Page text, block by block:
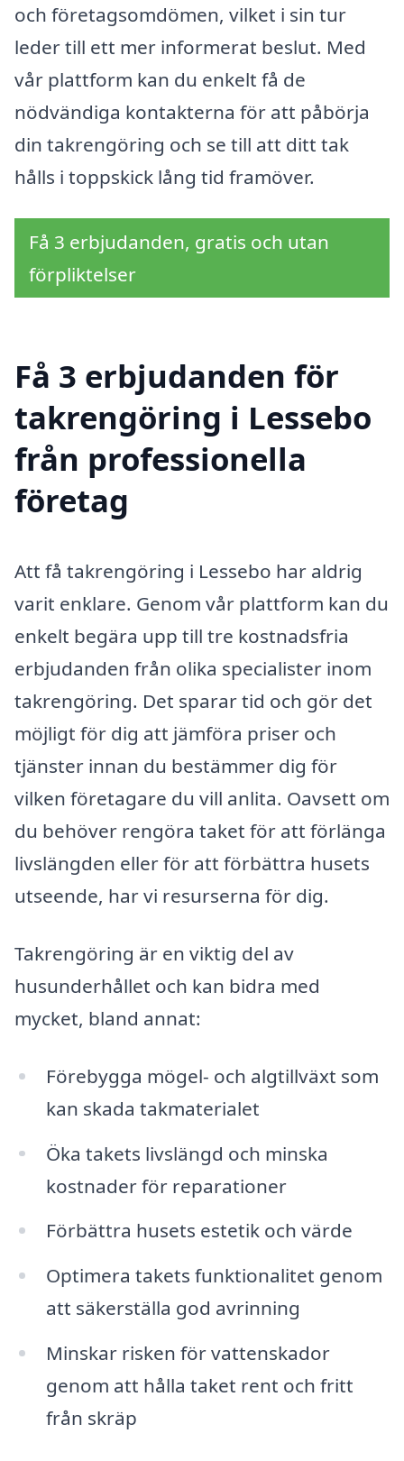
och företagsomdömen, vilket i sin tur
leder till ett mer informerat beslut. Med
vår plattform kan du enkelt få de
nödvändiga kontakterna för att påbörja
din takrengöring och se till att ditt tak
hålls i toppskick lång tid framöver.
Få 3 erbjudanden, gratis och utan
förpliktelser
Få 3 erbjudanden för
takrengöring i Lessebo
från professionella
företag
Att få takrengöring i Lessebo har aldrig
varit enklare. Genom vår plattform kan du
enkelt begära upp till tre kostnadsfria
erbjudanden från olika specialister inom
takrengöring. Det sparar tid och gör det
möjligt för dig att jämföra priser och
tjänster innan du bestämmer dig för
vilken företagare du vill anlita. Oavsett om
du behöver rengöra taket för att förlänga
livslängden eller för att förbättra husets
utseende, har vi resurserna för dig.
Takrengöring är en viktig del av
husunderhållet och kan bidra med
mycket, bland annat:
Förebygga mögel- och algtillväxt som
kan skada takmaterialet
Öka takets livslängd och minska
kostnader för reparationer
Förbättra husets estetik och värde
Optimera takets funktionalitet genom
att säkerställa god avrinning
Minskar risken för vattenskador
genom att hålla taket rent och fritt
från skräp